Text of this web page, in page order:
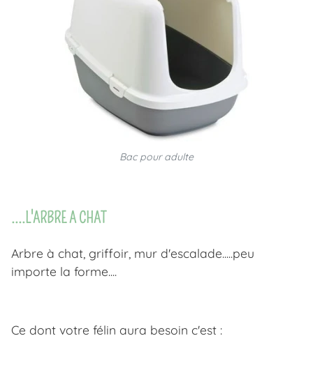
Bac pour adulte
....L'ARBRE A CHAT
Arbre à chat, griffoir, mur d'escalade.....peu
importe la forme....
Ce dont votre félin aura besoin c'est :